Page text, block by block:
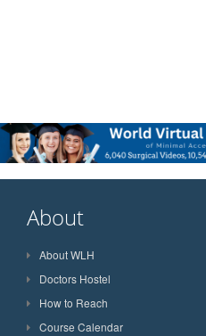
About
About WLH
Doctors Hostel
How to Reach
Course Calendar